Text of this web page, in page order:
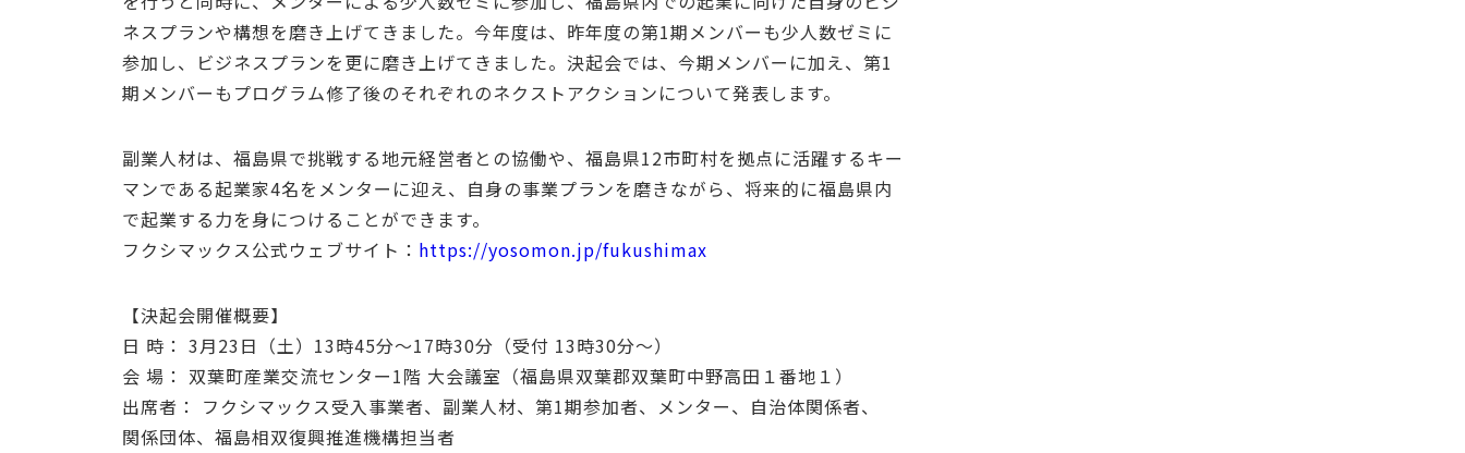
ネスプランや構想を磨き上げてきました。今年度は、昨年度の第1期メンバーも少人数ゼミに
参加し、ビジネスプランを更に磨き上げてきました。決起会では、今期メンバーに加え、第1
期メンバーもプログラム修了後のそれぞれのネクストアクションについて発表します。
副業人材は、福島県で挑戦する地元経営者との協働や、福島県12市町村を拠点に活躍するキー
マンである起業家4名をメンターに迎え、自身の事業プランを磨きながら、将来的に福島県内
で起業する力を身につけることができます。
フクシマックス公式ウェブサイト： https://yosomon.jp/fukushimax
【決起会開催概要】
日 時： 3月23日（土）13時45分～17時30分（受付 13時30分～）
会 場： 双葉町産業交流センター1階 大会議室（福島県双葉郡双葉町中野高田１番地１）
出席者： フクシマックス受入事業者、副業人材、第1期参加者、メンター、自治体関係者、
関係団体、福島相双復興推進機構担当者